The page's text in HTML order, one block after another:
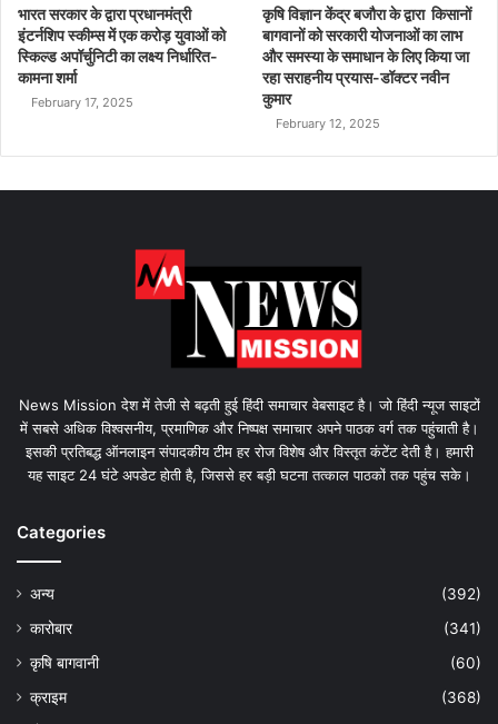
भारत सरकार के द्वारा प्रधानमंत्री
इंटर्नशिप स्कीम्स में एक करोड़ युवाओं को
स्किल्ड अपॉर्चुनिटी का लक्ष्य निर्धारित-
कामना शर्मा
February 17, 2025
कृषि विज्ञान केंद्र बजौरा के द्वारा किसानों
बागवानों को सरकारी योजनाओं का लाभ
और समस्या के समाधान के लिए किया जा
रहा सराहनीय प्रयास-डॉक्टर नवीन
कुमार
February 12, 2025
News Mission देश में तेजी से बढ़ती हुई हिंदी समाचार वेबसाइट है। जो हिंदी न्यूज साइटों
में सबसे अधिक विश्वसनीय, प्रमाणिक और निष्पक्ष समाचार अपने पाठक वर्ग तक पहुंचाती है।
इसकी प्रतिबद्ध ऑनलाइन संपादकीय टीम हर रोज विशेष और विस्तृत कंटेंट देती है। हमारी
यह साइट 24 घंटे अपडेट होती है, जिससे हर बड़ी घटना तत्काल पाठकों तक पहुंच सके।
Categories
अन्य
(392)
कारोबार
(341)
कृषि बागवानी
(60)
क्राइम
(368)